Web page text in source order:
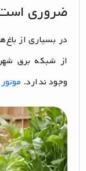
ضروری
در بسیاری از
از شبکه برق
وجود ندارد.